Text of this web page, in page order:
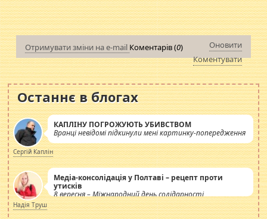
Отримувати зміни на e-mail Коментарів (0)
Оновити
Коментувати
Останнє в блогах
КАПЛІНУ ПОГРОЖУЮТЬ УБИВСТВОМ
Вранці невідомі підкинули мені картинку-попередження
Сергій Каплін
Медіа-консолідація у Полтаві – рецепт проти
утисків
8 вересня – Міжнародний день солідарності
журналістів.
Надія Труш